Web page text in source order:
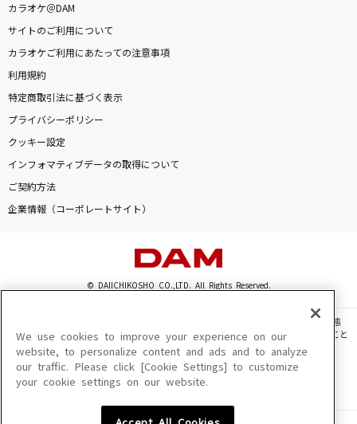
カラオケ＠DAM
サイトのご利用について
カラオケご利用にあたっての注意事項
利用規約
特定商取引法に基づく表示
プライバシーポリシー
クッキー設定
インフォマティブデータの取得について
ご契約方法
企業情報（コーポレートサイト）
© DAIICHIKOSHO CO.,LTD. All Rights Reserved.
このサイトに掲載されている一切の文章・画像・写真・動画・音声等を、手段や形態
を問わず、著作権法の定める範囲を超えて無断で複製、転載、ファイル化などすること
を禁じます。
楽曲及びコンテンツは、機種によりご利用いただけない場合があります。
楽曲及びコンテンツの配信日、配信内容が変更になる場合があります。
We use cookies to improve your experience on our
website, to personalize content and ads and to analyze
our traffic. Please click [Cookie Settings] to customize
your cookie settings on our website.